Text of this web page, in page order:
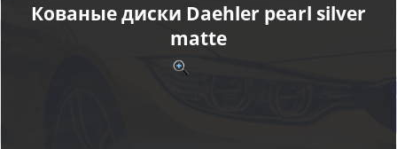
Кованые диски Daehler pearl silver
matte